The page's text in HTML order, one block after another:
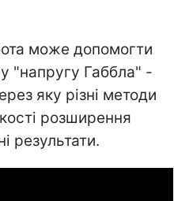
може допомогти
"напругу Габбла" -
яку різні методи
розширення
результати.